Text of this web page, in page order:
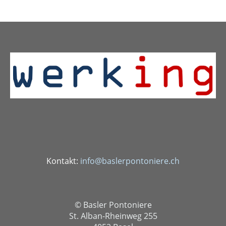
Kontakt: info@baslerpontoniere.ch
© Basler Pontoniere
St. Alban-Rheinweg 255